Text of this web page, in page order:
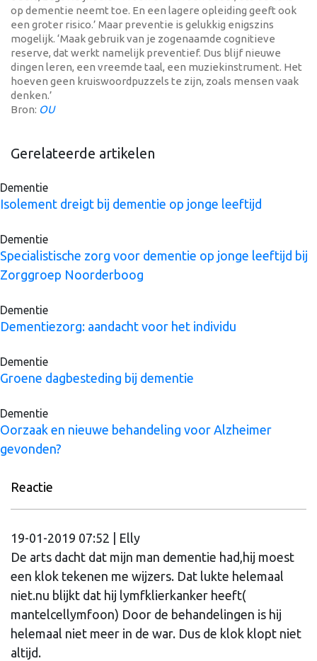
op dementie neemt toe. En een lagere opleiding geeft ook
een groter risico.’ Maar preventie is gelukkig enigszins
mogelijk. ‘Maak gebruik van je zogenaamde cognitieve
reserve, dat werkt namelijk preventief. Dus blijf nieuwe
dingen leren, een vreemde taal, een muziekinstrument. Het
hoeven geen kruiswoordpuzzels te zijn, zoals mensen vaak
denken.’
Bron: OU
Gerelateerde artikelen
Dementie
Isolement dreigt bij dementie op jonge leeftijd
Dementie
Specialistische zorg voor dementie op jonge leeftijd bij
Zorggroep Noorderboog
Dementie
Dementiezorg: aandacht voor het individu
Dementie
Groene dagbesteding bij dementie
Dementie
Oorzaak en nieuwe behandeling voor Alzheimer
gevonden?
Reactie
19-01-2019 07:52 | Elly
De arts dacht dat mijn man dementie had,hij moest
een klok tekenen me wijzers. Dat lukte helemaal
niet.nu blijkt dat hij lymfklierkanker heeft(
mantelcellymfoon) Door de behandelingen is hij
helemaal niet meer in de war. Dus de klok klopt niet
altijd.